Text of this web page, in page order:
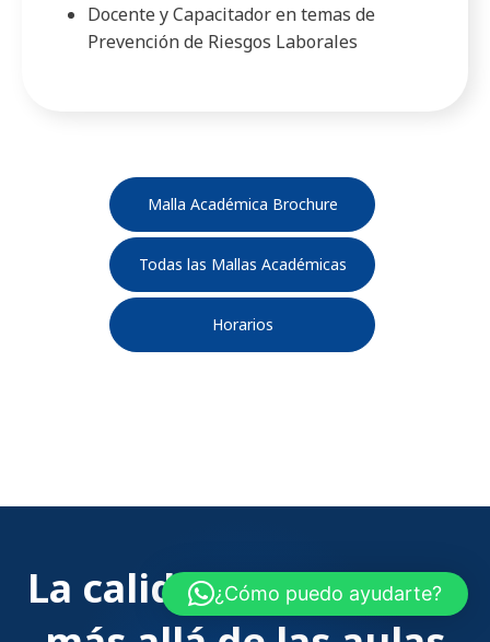
Docente y Capacitador en temas de
Prevención de Riesgos Laborales
Malla Académica Brochure
Todas las Mallas Académicas
Horarios
La calidad de UISEK va
¿Cómo puedo ayudarte?